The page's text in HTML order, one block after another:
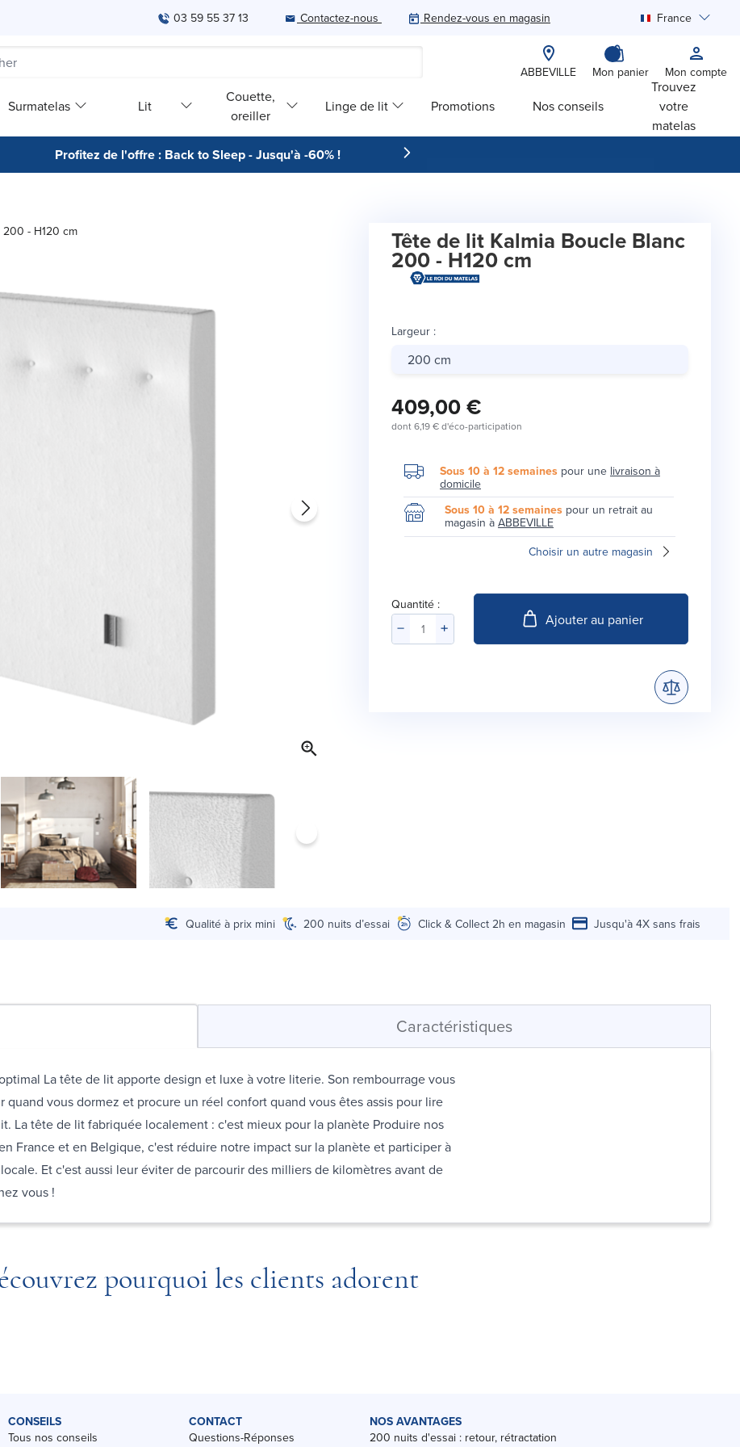
03 59 55 37 13 Contactez-nous Rendez-vous en magasin France
ABBEVILLE Mon panier Mon compte
Surmatelas Lit
Couette,
oreiller
Linge de lit Promotions Nos conseils
Trouvez
votre
matelas
Profitez de l'offre : Back to Sleep - Jusqu'à -60% !
200 - H120 cm Tête de lit Kalmia Boucle Blanc
200 - H120 cm
Largeur :
200 cm
409,00 €
dont6,19 €d'éco-participation
Sous 10 à 12 semaines pour une livraison à
domicile
Sous 10 à 12 semaines pour un retrait au
magasin à ABBEVILLE
Choisir un autre magasin
Quantité :
Ajouter au panier
Qualité à prix mini 200 nuits d’essai Click & Collect 2h en magasin Jusqu'à 4X sans frais
Caractéristiques
La tête de lit apporte design et luxe à votre literie. Son rembourrage vous
quand vous dormez et procure un réel confort quand vous êtes assis pour lire
La tête de lit fabriquée localement : c'est mieux pour la planète Produire nos
France et en Belgique, c'est réduire notre impact sur la planète et participer à
Et c'est aussi leur éviter de parcourir des milliers de kilomètres avant de
vous !
pourquoi les clients adorent
CONSEILS
Tous nos conseils
CONTACT
Questions-Réponses
NOS AVANTAGES
200 nuits d'essai : retour, rétractation